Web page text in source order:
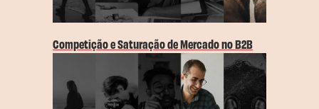
Competição e Saturação de Mercado no B2B